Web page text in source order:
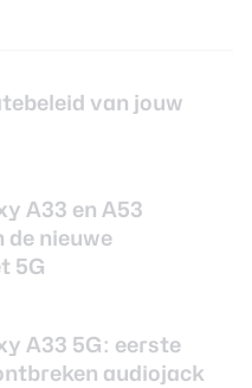
tot 256 GB
van jouw
A33 en A53
de nieuwe
5G
A33 5G: eerste
audiojack